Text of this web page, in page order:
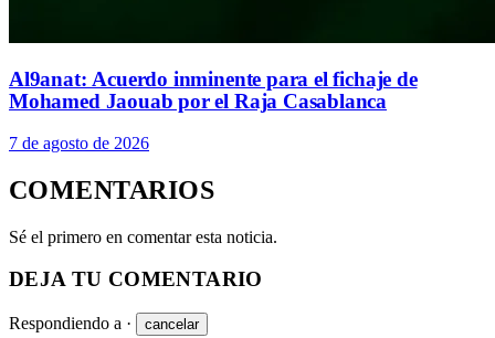
Al9anat: Acuerdo inminente para el fichaje de
Mohamed Jaouab por el Raja Casablanca
7 de agosto de 2026
COMENTARIOS
Sé el primero en comentar esta noticia.
DEJA TU COMENTARIO
Respondiendo a · cancelar